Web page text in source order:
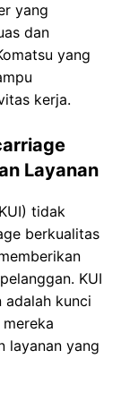
yang
dan
yang
kerja.
Layanan
tidak
berkualitas
KUI
adalah kunci
layanan yang